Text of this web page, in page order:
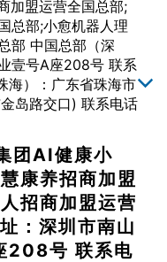
团AI健康小
康养招商加盟
招商加盟运营
：深圳市南山
208号 联系电